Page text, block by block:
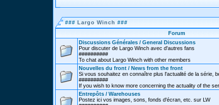
### Largo Winch ###
Forum
Discussions Générales / General Discussions
Pour discuter de Largo Winch avec d'autres fans
##########
To chat about Largo Winch with other members
Nouvelles du front / News from the front
Si vous souhaitez en connaître plus l'actualité de la série,
##########
If you wish to know more concerning the actuality of the
Entrepôts / Warehouses
Postez ici vos images, sons, fonds d'écran, etc. sur LW